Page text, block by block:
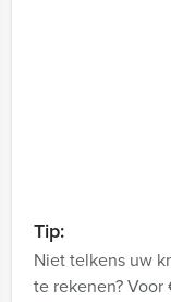
Tip:
Niet telkens uw
te rekenen? Voor